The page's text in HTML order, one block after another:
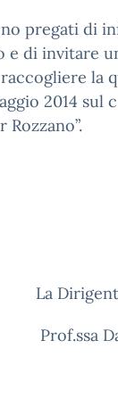
pregati di
e di invitare
la
2014 sul
Rozzano”.
La
Prof.ssa